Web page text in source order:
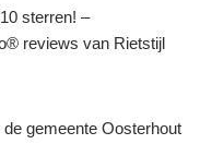
sterren! –
reviews van Rietstijl
gemeente Oosterhout